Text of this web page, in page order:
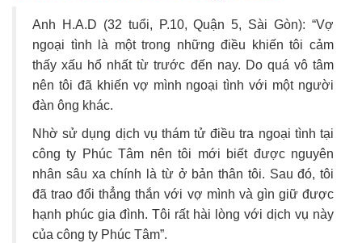
Anh H.A.D (32 tuổi, P.10, Quận 5, Sài Gòn): “Vợ
ngoại tình là một trong những điều khiến tôi cảm
thấy xấu hổ nhất từ trước đến nay. Do quá vô tâm
nên tôi đã khiến vợ mình ngoại tình với một người
đàn ông khác.
Nhờ sử dụng dịch vụ thám tử điều tra ngoại tình tại
công ty Phúc Tâm nên tôi mới biết được nguyên
nhân sâu xa chính là từ ở bản thân tôi. Sau đó, tôi
đã trao đổi thẳng thắn với vợ mình và gìn giữ được
hạnh phúc gia đình. Tôi rất hài lòng với dịch vụ này
của công ty Phúc Tâm”.